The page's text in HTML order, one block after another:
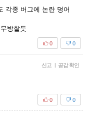
각종 버그에 논란 덩어
방할듯
0
0
신고 | 공감 확인
0
0